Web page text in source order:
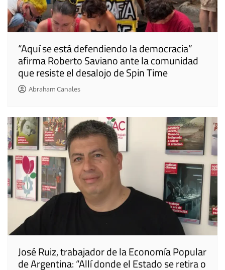
“Aquí se está defendiendo la democracia”
afirma Roberto Saviano ante la comunidad
que resiste el desalojo de Spin Time
Abraham Canales
José Ruiz, trabajador de la Economía Popular
de Argentina: “Allí donde el Estado se retira o